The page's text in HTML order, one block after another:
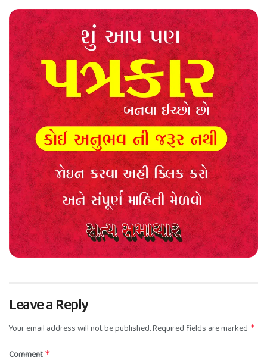
Leave a Reply
Your email address will not be published.Required fields are marked *
Comment *